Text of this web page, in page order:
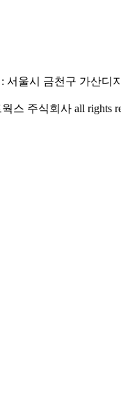
울시 금천구 가산디
스 주식회사 all rights